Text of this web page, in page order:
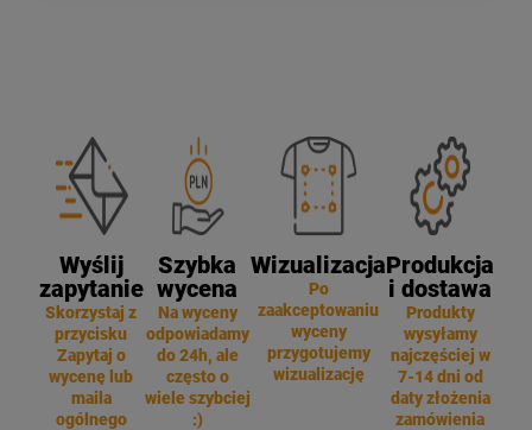
Wyślij
zapytanie
Skorzystaj z
przycisku
Zapytaj o
wycenę lub
maila
ogólnego
Szybka
wycena
Na wyceny
odpowiadamy
do 24h, ale
często o
wiele szybciej
:)
Wizualizacja
Po
zaakceptowaniu
wyceny
przygotujemy
wizualizację
Produkcja
i dostawa
Produkty
wysyłamy
najczęściej w
7-14 dni od
daty złożenia
zamówienia